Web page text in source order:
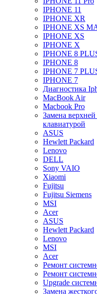
IPHONE 11
IPHONE XR
IPHONE XS
IPHONE XS
IPHONE X
IPHONE 8
IPHONE 8
IPHONE 7
IPHONE 7
Диагностика
MacBook Air
Macbook Pro
Замена
клавиатурой
ASUS
Hewlett Packard
Lenovo
DELL
Sony VAIO
Xiaomi
Fujitsu
Fujitsu Siemens
MSI
Acer
ASUS
Hewlett Packard
Lenovo
MSI
Acer
Ремонт
Ремонт
Upgrade
Замена